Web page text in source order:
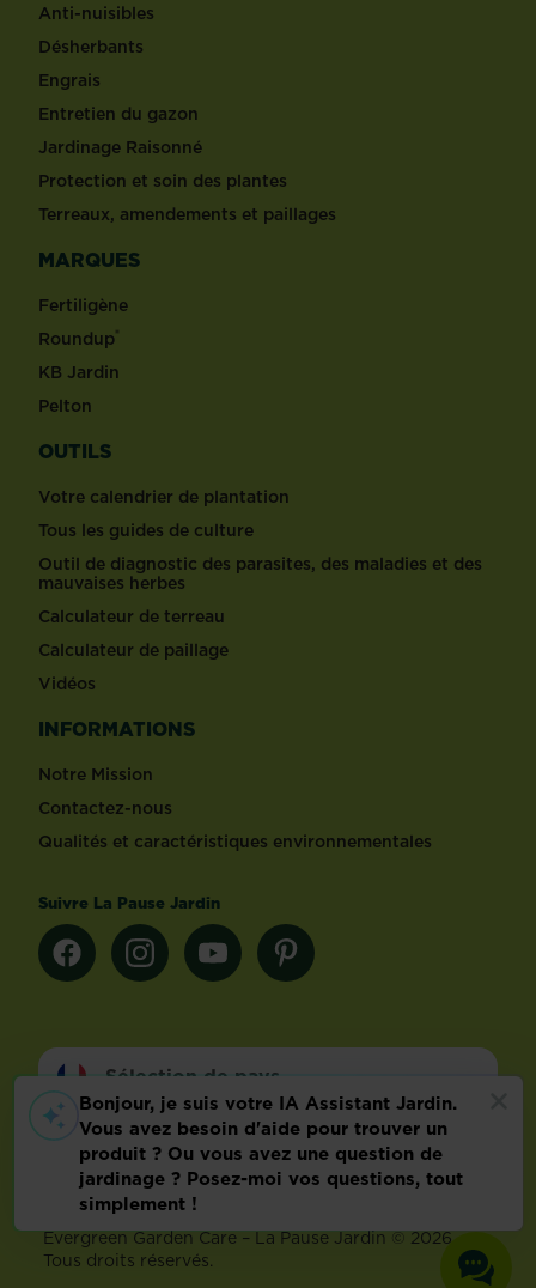
Anti-nuisibles
Désherbants
Engrais
Entretien du gazon
Jardinage Raisonné
Protection et soin des plantes
Terreaux, amendements et paillages
MARQUES
Fertiligène
Roundup®
KB Jardin
Pelton
OUTILS
Votre calendrier de plantation
Tous les guides de culture
Outil de diagnostic des parasites, des maladies et des
mauvaises herbes
Calculateur de terreau
Calculateur de paillage
Vidéos
INFORMATIONS
Notre Mission
Contactez-nous
Qualités et caractéristiques environnementales
Suivre La Pause Jardin
Sélection de pays
Footer
Mentions légalesFAQ
Politique relative aux données personnelles
Préférences de cookies
Evergreen Garden Care – La Pause Jardin © 2026 –
Tous droits réservés.